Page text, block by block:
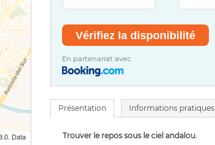
Data
En partenariat avec
Présentation Informations pratiques
Trouver le repos sous le ciel andalou.